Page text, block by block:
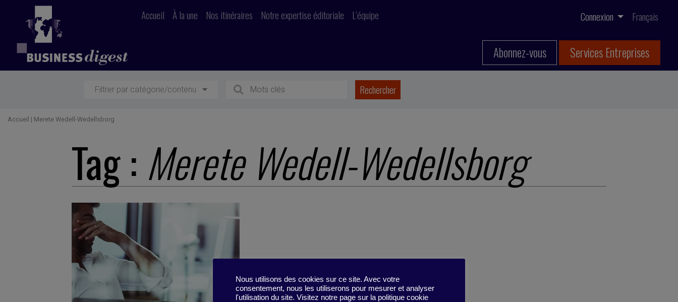
Accueil À la une Nos itinéraires Notre expertise éditoriale L’équipe Connexion Français
Abonnez-vous Services Entreprises
Filtrer par catégorie/contenu
Accueil | Merete Wedell-Wedellsborg
Tag : Merete Wedell-Wedellsborg
Nous utilisons des cookies sur ce site. Avec votre
consentement, nous les utiliserons pour mesurer et analyser
l'utilisation du site. Visitez notre page sur la politique cookie